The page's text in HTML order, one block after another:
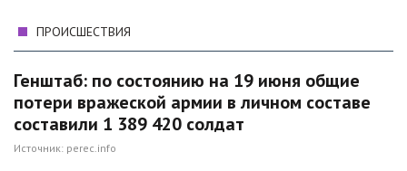
ПРОИСШЕСТВИЯ
Генштаб: по состоянию на 19 июня общие
потери вражеской армии в личном составе
составили 1 389 420 солдат
Источник: perec.info